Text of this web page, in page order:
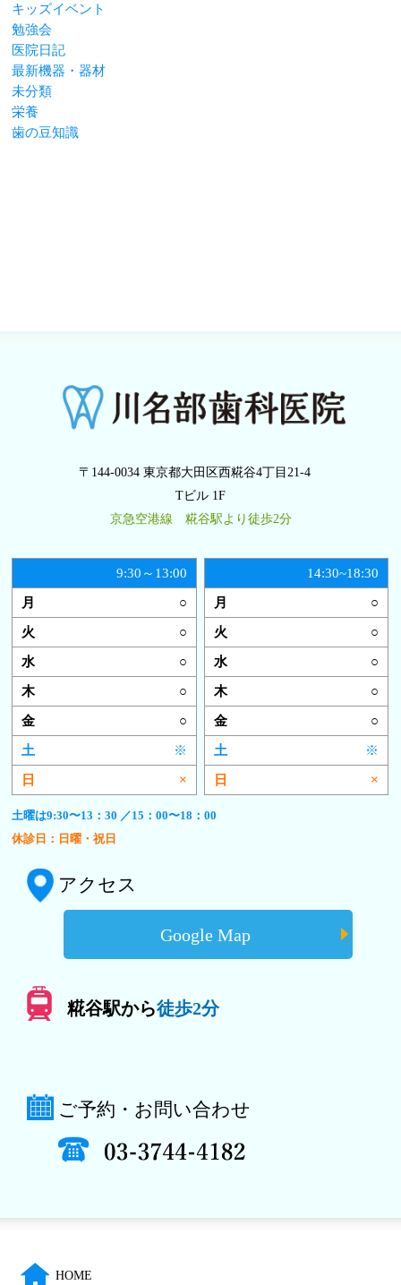
キッズイベント
勉強会
医院日記
最新機器・器材
未分類
栄養
歯の豆知識
〒144-0034 東京都大田区西糀谷4丁目21-4
Tビル 1F
京急空港線 糀谷駅より徒歩2分
9:30～13:00
○
○
○
○
○
※
×
14:30~18:30
○
○
○
○
○
※
×
土曜は9:30〜13：30 ／15：00〜18：00
休診日：日曜・祝日
アクセス
Google Map
糀谷駅から徒歩2分
ご予約・お問い合わせ
HOME